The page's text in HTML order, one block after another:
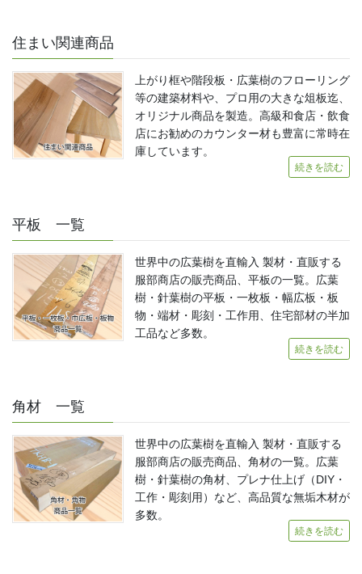
住まい関連商品
上がり框や階段板・広葉樹のフローリング
等の建築材料や、プロ用の大きな俎板迄、
オリジナル商品を製造。高級和食店・飲食
店にお勧めのカウンター材も豊富に常時在
庫しています。
続きを読む
平板 一覧
世界中の広葉樹を直輸入 製材・直販する
服部商店の販売商品、平板の一覧。広葉
樹・針葉樹の平板・一枚板・幅広板・板
物・端材・彫刻・工作用、住宅部材の半加
工品など多数。
続きを読む
角材 一覧
世界中の広葉樹を直輸入 製材・直販する
服部商店の販売商品、角材の一覧。広葉
樹・針葉樹の角材、プレナ仕上げ（DIY・
工作・彫刻用）など、高品質な無垢木材が
多数。
続きを読む